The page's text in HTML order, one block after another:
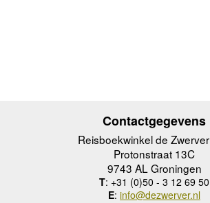
Contactgegevens
Reisboekwinkel de
Protonstraat 13C
9743 AL Groningen
T: +31 (0)50 - 3 12 69 50
E: info@dezwerver.nl